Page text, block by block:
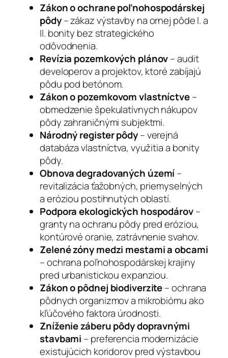
Zákon o ochrane poľnohospodárskej
pôdy– zákaz výstavby na ornej pôde I. a
II. bonity bez strategického
odôvodnenia.
Revízia pozemkových plánov– audit
developerov a projektov, ktoré zabíjajú
pôdu pod betónom.
Zákon o pozemkovom vlastníctve–
obmedzenie špekulatívnych nákupov
pôdy zahraničnými subjektmi.
Národný register pôdy– verejná
databáza vlastníctva, využitia a bonity
pôdy.
Obnova degradovaných území–
revitalizácia ťažobných, priemyselných
a eróziou postihnutých oblastí.
Podpora ekologických hospodárov–
granty na ochranu pôdy pred eróziou,
kontúrové oranie, zatrávnenie svahov.
Zelené zóny medzi mestami a obcami
– ochrana poľnohospodárskej krajiny
pred urbanistickou expanziou.
Zákon o pôdnej biodiverzite– ochrana
pôdnych organizmov a mikrobiómu ako
kľúčového faktora úrodnosti.
Zníženie záberu pôdy dopravnými
stavbami – preferencia modernizácie
existujúcich koridorov pred výstavbou